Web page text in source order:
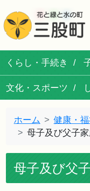
くらし・手続き
文化・スポーツ
ホーム 健康・
母子及び父子
母子及び父